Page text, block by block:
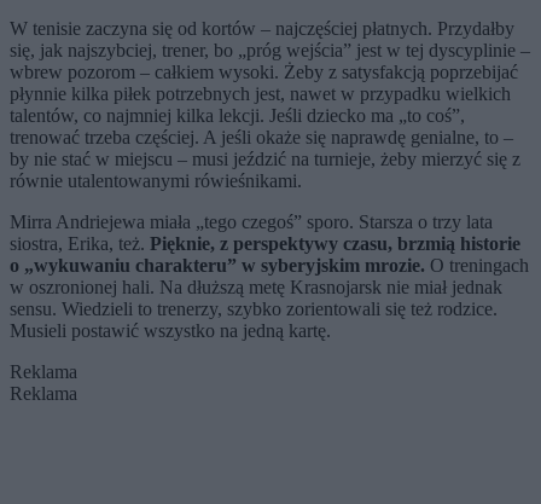
W tenisie zaczyna się od kortów – najczęściej płatnych. Przydałby
się, jak najszybciej, trener, bo „próg wejścia” jest w tej dyscyplinie –
wbrew pozorom – całkiem wysoki. Żeby z satysfakcją poprzebijać
płynnie kilka piłek potrzebnych jest, nawet w przypadku wielkich
talentów, co najmniej kilka lekcji. Jeśli dziecko ma „to coś”,
trenować trzeba częściej. A jeśli okaże się naprawdę genialne, to –
by nie stać w miejscu – musi jeździć na turnieje, żeby mierzyć się z
równie utalentowanymi rówieśnikami.
Mirra Andriejewa miała „tego czegoś” sporo. Starsza o trzy lata
siostra, Erika, też. Pięknie, z perspektywy czasu, brzmią historie
o „wykuwaniu charakteru” w syberyjskim mrozie. O treningach
w oszronionej hali. Na dłuższą metę Krasnojarsk nie miał jednak
sensu. Wiedzieli to trenerzy, szybko zorientowali się też rodzice.
Musieli postawić wszystko na jedną kartę.
Reklama
Reklama